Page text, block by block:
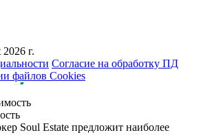
г.
Согласие на обработку ПД
файлов Cookies
Soul Estate предложит наиболее